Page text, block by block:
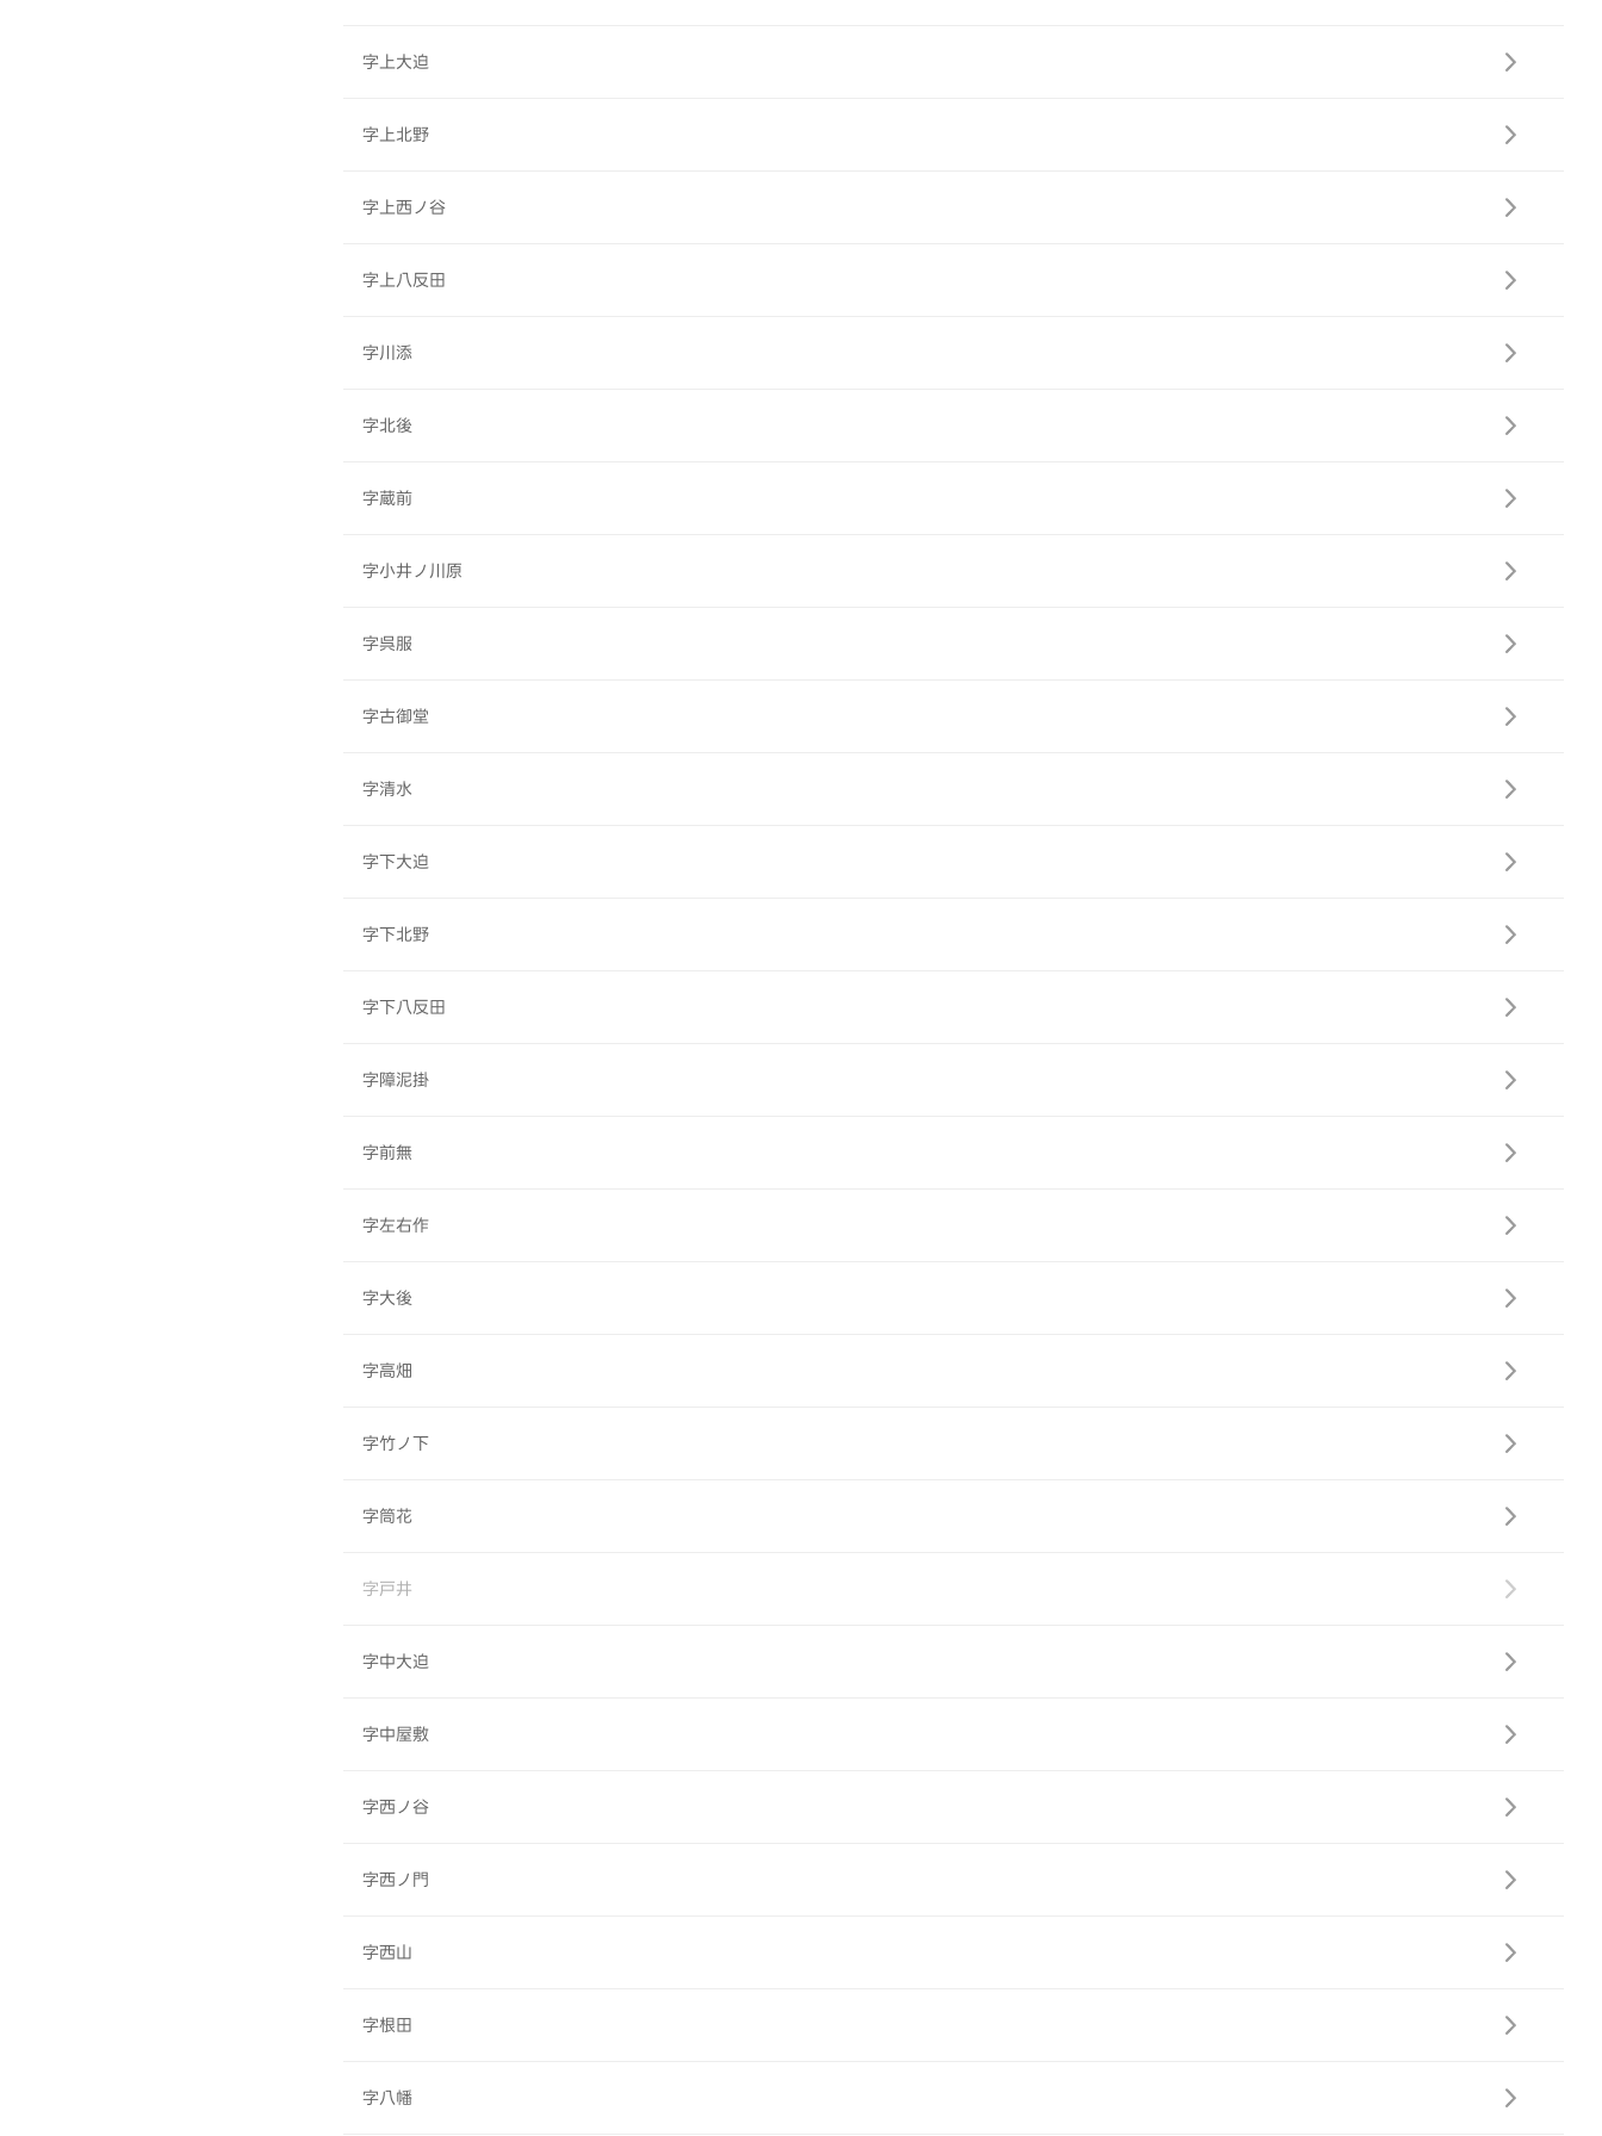
字上大迫
字上北野
字上西ノ谷
字上八反田
字川添
字北後
字蔵前
字小井ノ川原
字呉服
字古御堂
字清水
字下大迫
字下北野
字下八反田
字障泥掛
字前無
字左右作
字大後
字高畑
字竹ノ下
字筒花
字戸井
字中大迫
字中屋敷
字西ノ谷
字西ノ門
字西山
字根田
字八幡